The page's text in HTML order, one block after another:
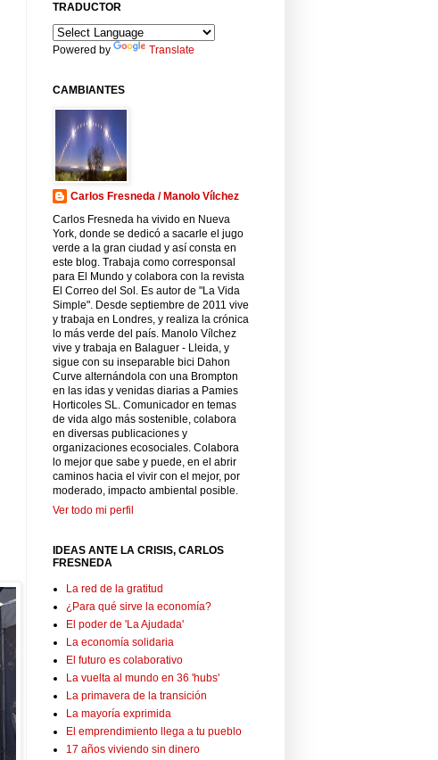
TRADUCTOR
Powered by Translate
CAMBIANTES
Carlos Fresneda / Manolo Vílchez
Carlos Fresneda ha vivido en Nueva
York, donde se dedicó a sacarle el jugo
verde a la gran ciudad y así consta en
este blog. Trabaja como corresponsal
para El Mundo y colabora con la revista
El Correo del Sol. Es autor de "La Vida
Simple". Desde septiembre de 2011 vive
y trabaja en Londres, y realiza la crónica
lo más verde del país. Manolo Vílchez
vive y trabaja en Balaguer - Lleida, y
sigue con su inseparable bici Dahon
Curve alternándola con una Brompton
en las idas y venidas diarias a Pamies
Horticoles SL. Comunicador en temas
de vida algo más sostenible, colabora
en diversas publicaciones y
organizaciones ecosociales. Colabora
lo mejor que sabe y puede, en el abrir
caminos hacia el vivir con el mejor, por
moderado, impacto ambiental posible.
Ver todo mi perfil
IDEAS ANTE LA CRISIS, CARLOS
FRESNEDA
La red de la gratitud
¿Para qué sirve la economía?
El poder de 'La Ajudada'
La economía solidaria
El futuro es colaborativo
La vuelta al mundo en 36 'hubs'
La primavera de la transición
La mayoría exprimida
El emprendimiento llega a tu pueblo
17 años viviendo sin dinero